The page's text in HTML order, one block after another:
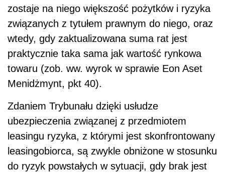
zostaje na niego większość pożytków i ryzyka
związanych z tytułem prawnym do niego, oraz
wtedy, gdy zaktualizowana suma rat jest
praktycznie taka sama jak wartość rynkowa
towaru (zob. ww. wyrok w sprawie Eon Aset
Menidżmynt, pkt 40).
Zdaniem Trybunału dzięki usłudze
ubezpieczenia związanej z przedmiotem
leasingu ryzyka, z którymi jest skonfrontowany
leasingobiorca, są zwykle obniżone w stosunku
do ryzyk powstałych w sytuacji, gdy brak jest